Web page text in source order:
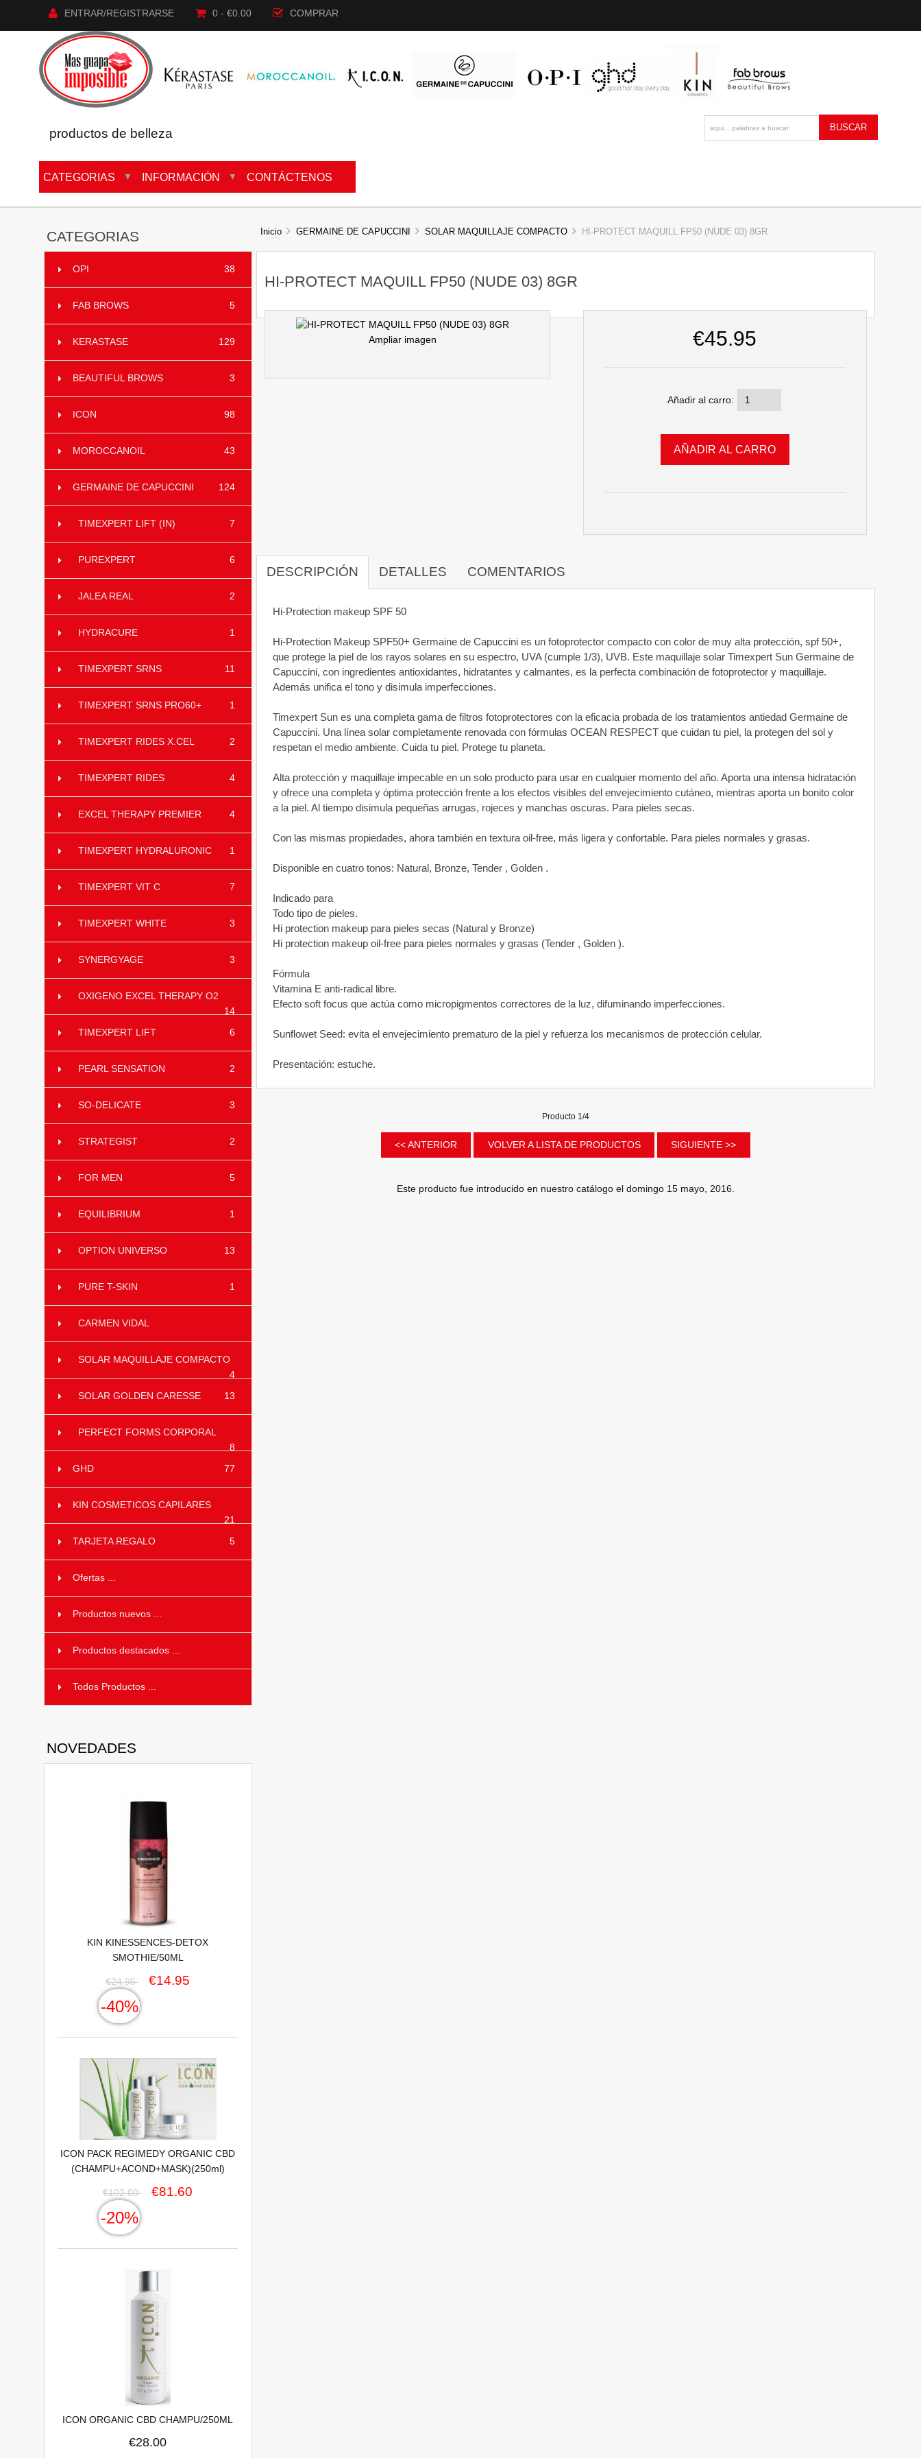
ENTRAR/REGISTRARSE 0 - €0.00 COMPRAR
productos de belleza
CATEGORIAS ▼ INFORMACIÓN ▼ CONTÁCTENOS
CATEGORIAS
OPI 38
FAB BROWS 5
KERASTASE 129
BEAUTIFUL BROWS 3
ICON 98
MOROCCANOIL 43
GERMAINE DE CAPUCCINI 124
TIMEXPERT LIFT (IN) 7
PUREXPERT 6
JALEA REAL 2
HYDRACURE 1
TIMEXPERT SRNS 11
TIMEXPERT SRNS PRO60+ 1
TIMEXPERT RIDES X.CEL 2
TIMEXPERT RIDES 4
EXCEL THERAPY PREMIER 4
TIMEXPERT HYDRALURONIC 1
TIMEXPERT VIT C 7
TIMEXPERT WHITE 3
SYNERGYAGE 3
OXIGENO EXCEL THERAPY O2
14
TIMEXPERT LIFT 6
PEARL SENSATION 2
SO-DELICATE 3
STRATEGIST 2
FOR MEN 5
EQUILIBRIUM 1
OPTION UNIVERSO 13
PURE T-SKIN 1
CARMEN VIDAL
SOLAR MAQUILLAJE COMPACTO
4
SOLAR GOLDEN CARESSE 13
PERFECT FORMS CORPORAL
8
GHD 77
KIN COSMETICOS CAPILARES
21
TARJETA REGALO 5
Ofertas ...
Productos nuevos ...
Productos destacados ...
Todos Productos ...
NOVEDADES
KIN KINESSENCES-DETOX
SMOTHIE/50ML
€24.95 €14.95
-40%
ICON PACK REGIMEDY ORGANIC CBD
(CHAMPU+ACOND+MASK)(250ml)
€102.00 €81.60
-20%
ICON ORGANIC CBD CHAMPU/250ML
€28.00
Inicio GERMAINE DE CAPUCCINI SOLAR MAQUILLAJE COMPACTO HI-PROTECT MAQUILL FP50 (NUDE 03) 8GR
HI-PROTECT MAQUILL FP50 (NUDE 03) 8GR
Ampliar imagen €45.95
Añadir al carro:
DESCRIPCIÓN DETALLES COMENTARIOS
Hi-Protection makeup SPF 50
Hi-Protection Makeup SPF50+ Germaine de Capuccini es un fotoprotector compacto con color de muy alta protección, spf 50+,
que protege la piel de los rayos solares en su espectro, UVA (cumple 1/3), UVB. Este maquillaje solar Timexpert Sun Germaine de
Capuccini, con ingredientes antioxidantes, hidratantes y calmantes, es la perfecta combinación de fotoprotector y maquillaje.
Además unifica el tono y disimula imperfecciones.
Timexpert Sun es una completa gama de filtros fotoprotectores con la eficacia probada de los tratamientos antiedad Germaine de
Capuccini. Una línea solar completamente renovada con fórmulas OCEAN RESPECT que cuidan tu piel, la protegen del sol y
respetan el medio ambiente. Cuida tu piel. Protege tu planeta.
Alta protección y maquillaje impecable en un solo producto para usar en cualquier momento del año. Aporta una intensa hidratación
y ofrece una completa y óptima protección frente a los efectos visibles del envejecimiento cutáneo, mientras aporta un bonito color
a la piel. Al tiempo disimula pequeñas arrugas, rojeces y manchas oscuras. Para pieles secas.
Con las mismas propiedades, ahora también en textura oil-free, más ligera y confortable. Para pieles normales y grasas.
Disponible en cuatro tonos: Natural, Bronze, Tender , Golden .
Indicado para
Todo tipo de pieles.
Hi protection makeup para pieles secas (Natural y Bronze)
Hi protection makeup oil-free para pieles normales y grasas (Tender , Golden ).
Fórmula
Vitamina E anti-radical libre.
Efecto soft focus que actúa como micropigmentos correctores de la luz, difuminando imperfecciones.
Sunflowet Seed: evita el envejecimiento prematuro de la piel y refuerza los mecanismos de protección celular.
Presentación: estuche.
Producto 1/4
<< ANTERIOR VOLVER A LISTA DE PRODUCTOS SIGUIENTE >>
Este producto fue introducido en nuestro catálogo el domingo 15 mayo, 2016.